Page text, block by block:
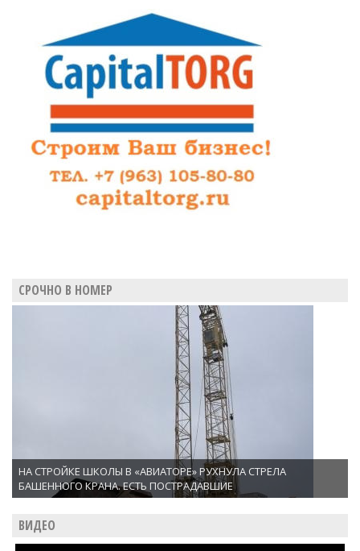
СРОЧНО В НОМЕР
НА СТРОЙКЕ ШКОЛЫ В «АВИАТОРЕ» РУХНУЛА СТРЕЛА
БАШЕННОГО КРАНА. ЕСТЬ ПОСТРАДАВШИЕ
ВИДЕО